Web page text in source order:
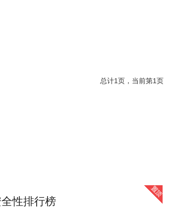
总计1页，当前第1页
性排行榜